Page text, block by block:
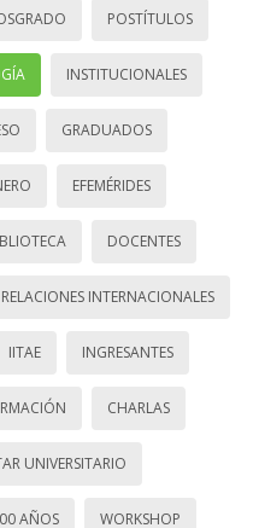
POSTÍTULOS
INSTITUCIONALES
GRADUADOS
EFEMÉRIDES
DOCENTES
RELACIONES INTERNACIONALES
IITAE INGRESANTES
CHARLAS
UNIVERSITARIO
AÑOS WORKSHOP